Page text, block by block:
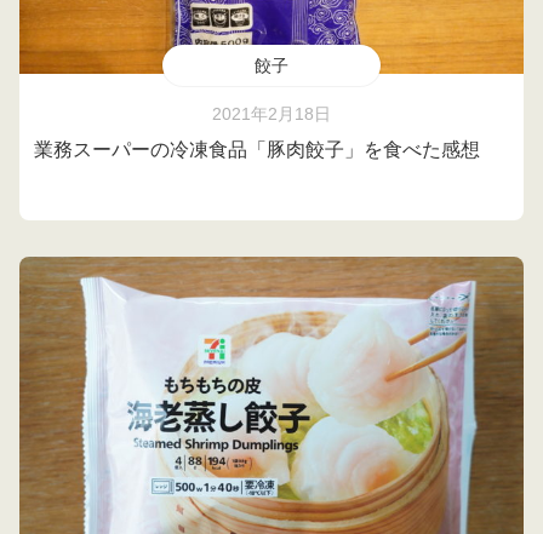
餃子
2021年2月18日
業務スーパーの冷凍食品「豚肉餃子」を食べた感想